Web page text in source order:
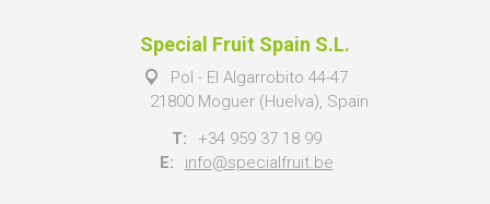
Special Fruit Spain S.L.
Pol - El Algarrobito 44-47
21800 Moguer (Huelva), Spain
T:
+34 959 37 18 99
E:
info@specialfruit.be